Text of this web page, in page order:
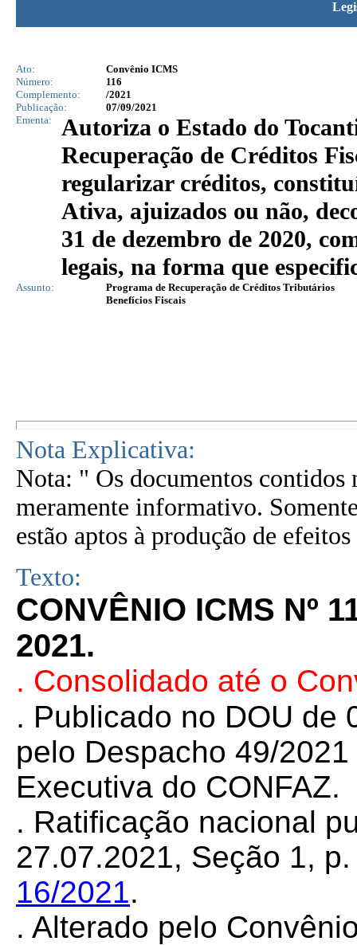
Ato:
Convênio ICMS
Número:
116
Complemento:
/2021
Publicação:
07/09/2021
Ementa:
Autoriza o Estado do
Recuperação de Créditos
regularizar créditos,
Ativa, ajuizados ou não,
31 de dezembro de 2020,
legais, na forma que
Assunto:
Programa de Recuperação de Créditos Tributários
Benefícios Fiscais
Nota Explicativa:
Nota: " Os documentos contidos
meramente informativo.
estão aptos à produção de
Texto:
CONVÊNIO ICMS Nº
2021.
. Consolidado até o
. Publicado no DOU de
pelo Despacho 49/
Executiva do CONFAZ.
. Ratificação nacional
27.07.2021, Seção 1,
16/2021.
. Alterado pelo